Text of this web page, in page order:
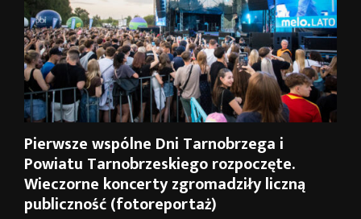
Pierwsze wspólne Dni Tarnobrzega i
Powiatu Tarnobrzeskiego rozpoczęte.
Wieczorne koncerty zgromadziły liczną
publiczność (fotoreportaż)